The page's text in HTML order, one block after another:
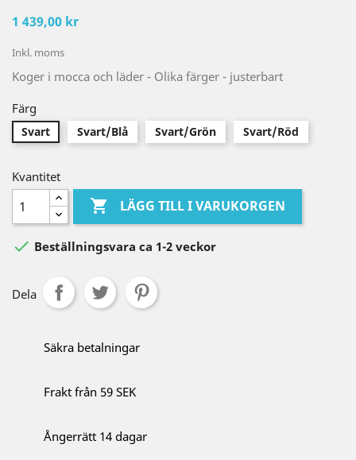
1 439,00 kr
Inkl. moms
Koger i mocca och läder - Olika färger - justerbart
Färg
Svart Svart/Blå Svart/Grön Svart/Röd
Kvantitet
 LÄGG TILL I VARUKORGEN
 Beställningsvara ca 1-2 veckor
Dela
Säkra betalningar
Frakt från 59 SEK
Ångerrätt 14 dagar